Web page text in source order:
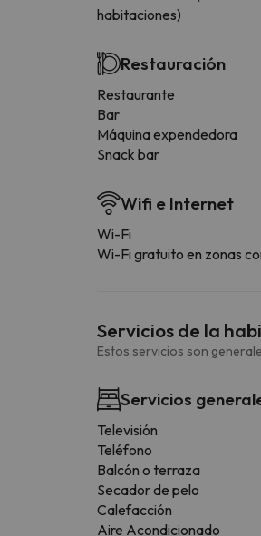
habitaciones)
Restauración
Restaurante
Bar
Máquina expendedora
Snack bar
Wifi e Internet
Wi-Fi
Wi-Fi gratuito en zonas
Servicios de la
Estos servicios son
Servicios
Televisión
Teléfono
Balcón o terraza
Secador de pelo
Calefacción
Aire Acondicionado